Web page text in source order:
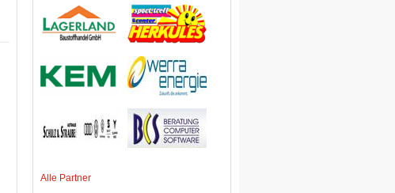
Alle Partner